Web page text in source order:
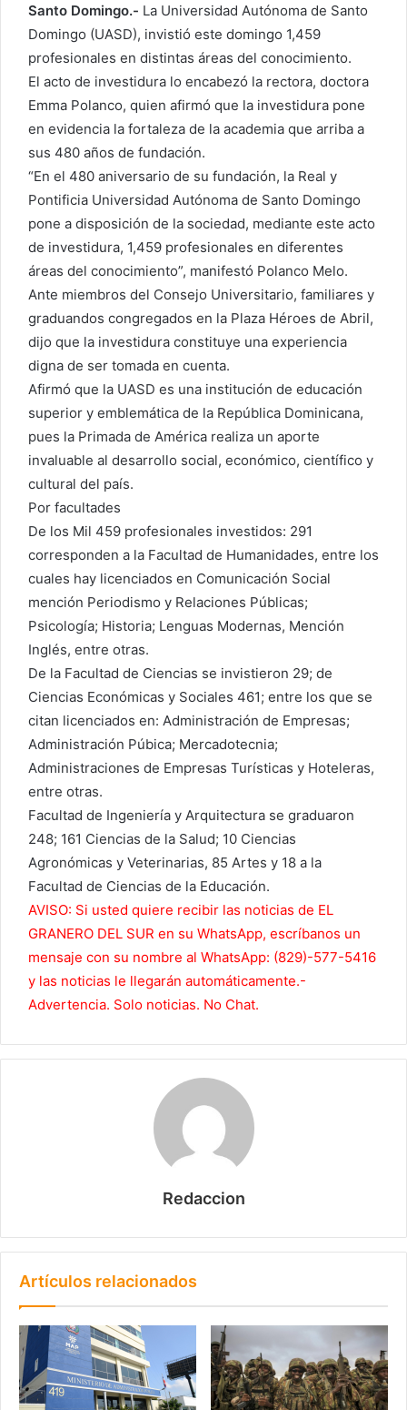
Santo Domingo.- La Universidad Autónoma de Santo
Domingo (UASD), invistió este domingo 1,459
profesionales en distintas áreas del conocimiento.
El acto de investidura lo encabezó la rectora, doctora
Emma Polanco, quien afirmó que la investidura pone
en evidencia la fortaleza de la academia que arriba a
sus 480 años de fundación.
“En el 480 aniversario de su fundación, la Real y
Pontificia Universidad Autónoma de Santo Domingo
pone a disposición de la sociedad, mediante este acto
de investidura, 1,459 profesionales en diferentes
áreas del conocimiento”, manifestó Polanco Melo.
Ante miembros del Consejo Universitario, familiares y
graduandos congregados en la Plaza Héroes de Abril,
dijo que la investidura constituye una experiencia
digna de ser tomada en cuenta.
Afirmó que la UASD es una institución de educación
superior y emblemática de la República Dominicana,
pues la Primada de América realiza un aporte
invaluable al desarrollo social, económico, científico y
cultural del país.
Por facultades
De los Mil 459 profesionales investidos: 291
corresponden a la Facultad de Humanidades, entre los
cuales hay licenciados en Comunicación Social
mención Periodismo y Relaciones Públicas;
Psicología; Historia; Lenguas Modernas, Mención
Inglés, entre otras.
De la Facultad de Ciencias se invistieron 29; de
Ciencias Económicas y Sociales 461; entre los que se
citan licenciados en: Administración de Empresas;
Administración Púbica; Mercadotecnia;
Administraciones de Empresas Turísticas y Hoteleras,
entre otras.
Facultad de Ingeniería y Arquitectura se graduaron
248; 161 Ciencias de la Salud; 10 Ciencias
Agronómicas y Veterinarias, 85 Artes y 18 a la
Facultad de Ciencias de la Educación.
AVISO: Si usted quiere recibir las noticias de EL
GRANERO DEL SUR en su WhatsApp, escríbanos un
mensaje con su nombre al WhatsApp: (829)-577-5416
y las noticias le llegarán automáticamente.-
Advertencia. Solo noticias. No Chat.
Redaccion
Artículos relacionados